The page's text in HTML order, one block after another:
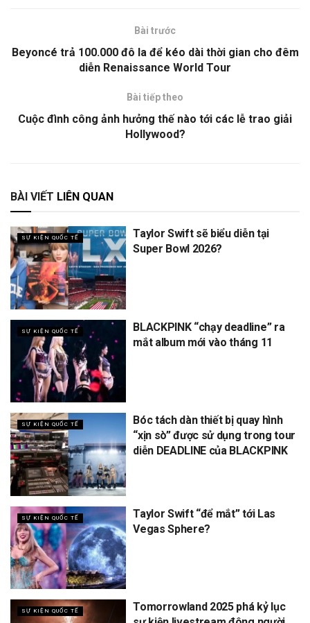
Bài trước
Beyoncé trả 100.000 đô la để kéo dài thời gian cho đêm
diễn Renaissance World Tour
Bài tiếp theo
Cuộc đình công ảnh hưởng thế nào tới các lễ trao giải
Hollywood?
BÀI VIẾT LIÊN QUAN
SỰ KIỆN QUỐC TẾ
Taylor Swift sẽ biểu diễn tại
Super Bowl 2026?
SỰ KIỆN QUỐC TẾ
BLACKPINK “chạy deadline” ra
mắt album mới vào tháng 11
SỰ KIỆN QUỐC TẾ
Bóc tách dàn thiết bị quay hình
“xịn sò” được sử dụng trong tour
diễn DEADLINE của BLACKPINK
SỰ KIỆN QUỐC TẾ
Taylor Swift “để mắt” tới Las
Vegas Sphere?
SỰ KIỆN QUỐC TẾ
Tomorrowland 2025 phá kỷ lục